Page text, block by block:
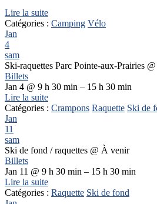
Lire la suite
Catégories : Camping Vélo
Jan
4
sam
Ski-raquettes Parc Pointe-aux-Prairies
Billets
Jan 4 @ 9 h 30 min – 15 h 30 min
Lire la suite
Catégories : Crampons Raquette Ski de
Jan
11
sam
Ski de fond / raquettes @ À venir
Billets
Jan 11 @ 9 h 30 min – 15 h 30 min
Lire la suite
Catégories : Raquette Ski de fond